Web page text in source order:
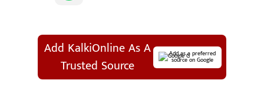
Add KalkiOnline As A
Trusted Source
Add as a preferred
source on Google